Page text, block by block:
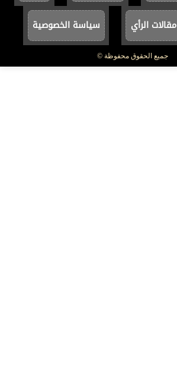
مقالات الرأي سياسة الخصوصية
جميع الحقوق محفوظة ©